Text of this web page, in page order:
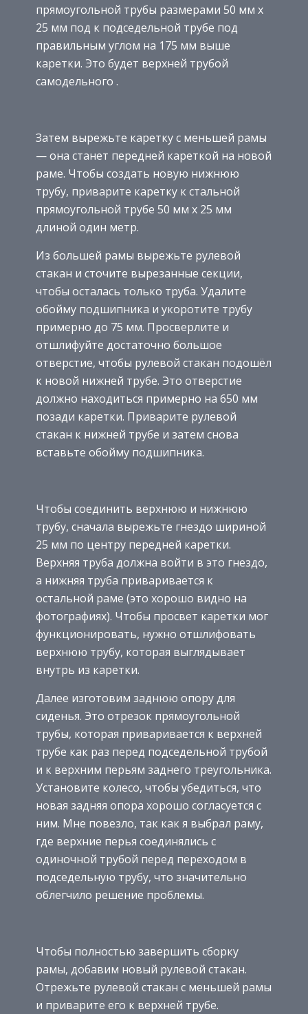
прямоугольной трубы размерами 50 мм х
25 мм под к подседельной трубе под
правильным углом на 175 мм выше
каретки. Это будет верхней трубой
самодельного .
Затем вырежьте каретку с меньшей рамы
— она станет передней кареткой на новой
раме. Чтобы создать новую нижнюю
трубу, приварите каретку к стальной
прямоугольной трубе 50 мм х 25 мм
длиной один метр.
Из большей рамы вырежьте рулевой
стакан и сточите вырезанные секции,
чтобы осталась только труба. Удалите
обойму подшипника и укоротите трубу
примерно до 75 мм. Просверлите и
отшлифуйте достаточно большое
отверстие, чтобы рулевой стакан подошёл
к новой нижней трубе. Это отверстие
должно находиться примерно на 650 мм
позади каретки. Приварите рулевой
стакан к нижней трубе и затем снова
вставьте обойму подшипника.
Чтобы соединить верхнюю и нижнюю
трубу, сначала вырежьте гнездо шириной
25 мм по центру передней каретки.
Верхняя труба должна войти в это гнездо,
а нижняя труба приваривается к
остальной раме (это хорошо видно на
фотографиях). Чтобы просвет каретки мог
функционировать, нужно отшлифовать
верхнюю трубу, которая выглядывает
внутрь из каретки.
Далее изготовим заднюю опору для
сиденья. Это отрезок прямоугольной
трубы, которая приваривается к верхней
трубе как раз перед подседельной трубой
и к верхним перьям заднего треугольника.
Установите колесо, чтобы убедиться, что
новая задняя опора хорошо согласуется с
ним. Мне повезло, так как я выбрал раму,
где верхние перья соединялись с
одиночной трубой перед переходом в
подседельную трубу, что значительно
облегчило решение проблемы.
Чтобы полностью завершить сборку
рамы, добавим новый рулевой стакан.
Отрежьте рулевой стакан с меньшей рамы
и приварите его к верхней трубе.